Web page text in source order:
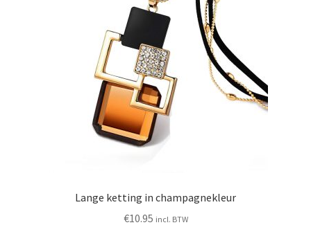
Lange ketting in champagnekleur
€10.95 incl. BTW